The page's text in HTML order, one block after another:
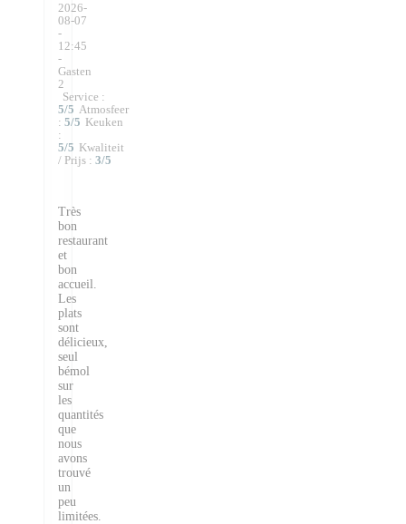
2026-
08-07
-
12:45
-
Gasten
2
Service :
5/5 Atmosfeer
: 5/5 Keuken
:
5/5 Kwaliteit
/ Prijs : 3/5
Très
bon
restaurant
et
bon
accueil.
Les
plats
sont
délicieux,
seul
bémol
sur
les
quantités
que
nous
avons
trouvé
un
peu
limitées.